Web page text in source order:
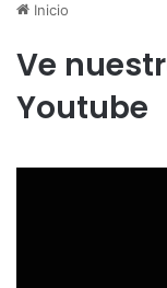
Inicio
Ve
Youtube